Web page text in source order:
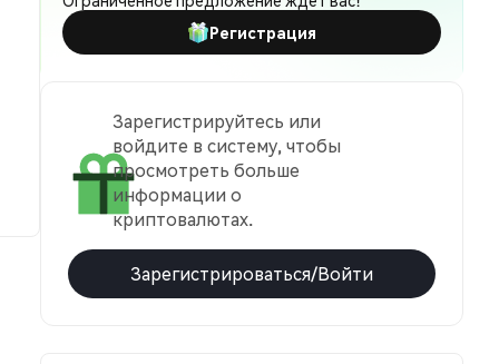
Регистрация
Зарегистрируйтесь или
войдите в систему, чтобы
просмотреть больше
информации о
криптовалютах.
Зарегистрироваться/Войти